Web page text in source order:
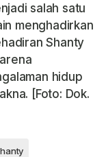
salah satu
menghadirkan
Shanty
hidup
[Foto: Dok.